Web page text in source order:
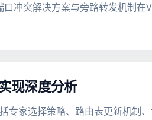
冲突解决方案与旁路转发机制在
现深度分析
家选择策略、路由表更新机制